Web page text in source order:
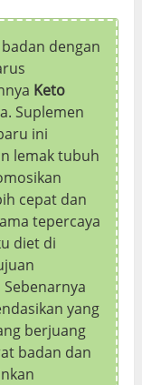
dengan
Keto
Suplemen
ini
lemak tubuh
cepat dan
tepercaya
diet di
yang
berjuang
badan dan